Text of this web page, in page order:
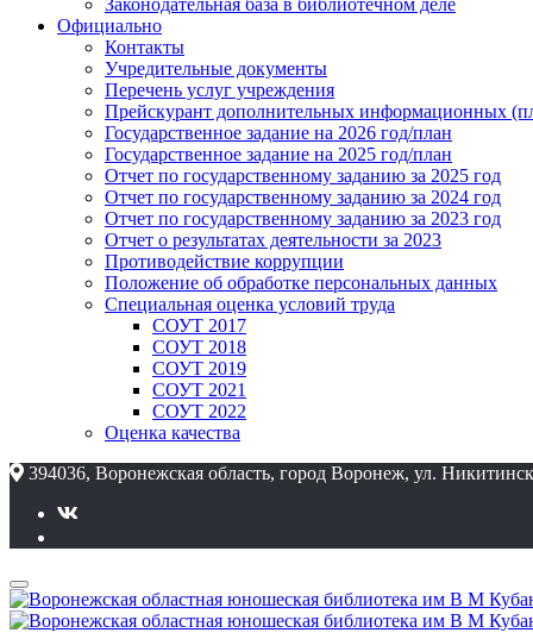
Законодательная база в библиотечном деле
Официально
Контакты
Учредительные документы
Перечень услуг учреждения
Прейскурант дополнительных информационных
Государственное задание на 2026 год/план
Государственное задание на 2025 год/план
Отчет по государственному заданию за 2025 год
Отчет по государственному заданию за 2024 год
Отчет по государственному заданию за 2023 год
Отчет о результатах деятельности за 2023
Противодействие коррупции
Положение об обработке персональных данных
Специальная оценка условий труда
СОУТ 2017
СОУТ 2018
СОУТ 2019
СОУТ 2021
СОУТ 2022
Оценка качества
394036, Воронежская область, город Воронеж, ул.